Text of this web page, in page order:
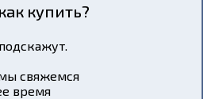
купить?
свяжемся
время